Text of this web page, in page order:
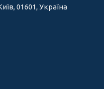
01601, Україна